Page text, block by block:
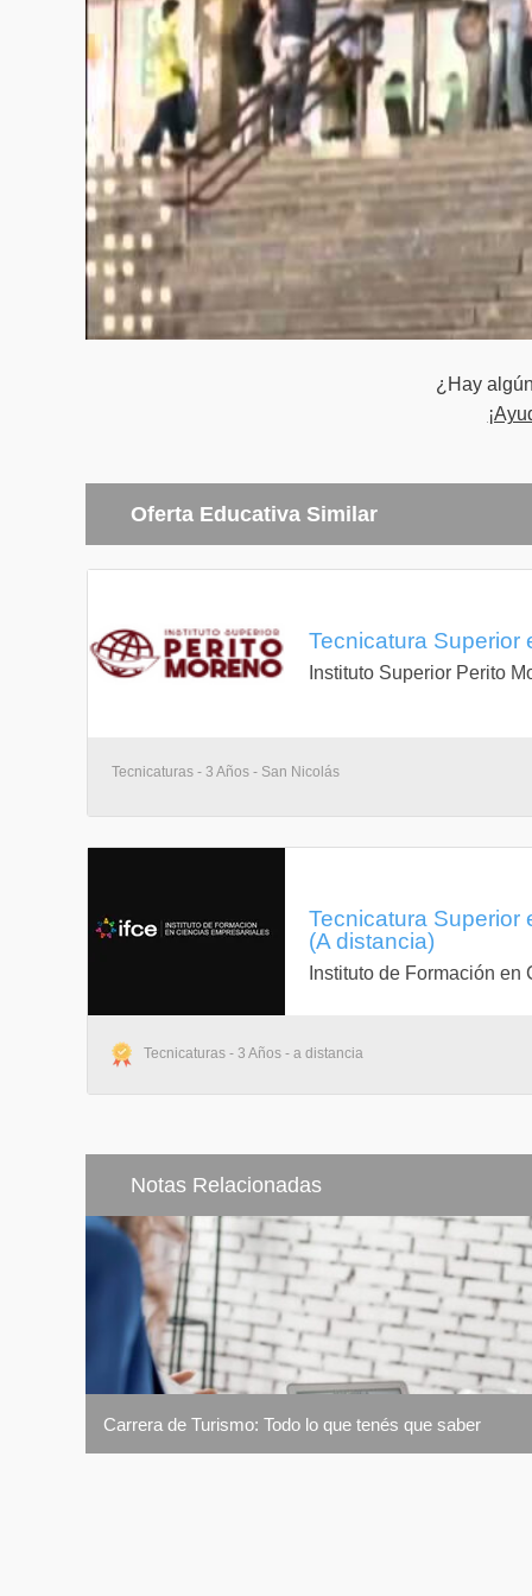
Competencias para las que habilita el título
El título de Técnico en Turismo Rural capacita y
Formular y ejecutar proyectos públicos y privados
de uso de los recursos naturales.
Gerenciar proyectos a partir de la planificación
ecológica.
Organizar actividades vinculadas al Turismo Rural.
¿Hay
Oferta Educativa Similar
Tecnicatura Superior
Instituto Superior Perito
Tecnicaturas - 3 Años - San Nicolás
Tecnicatura Superior
(A distancia)
Instituto de Formación
Tecnicaturas - 3 Años - a distancia
Notas Relacionadas
Carrera de Turismo: Todo lo que tenés que saber